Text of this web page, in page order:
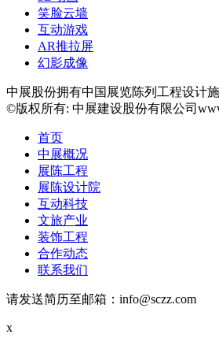
笑脸云墙
互动游戏
AR推拉屏
幻影成像
中展股份拥有中国展览陈列工程设计
©版权所有: 中展建设股份有限公司
首页
中展概况
展陈工程
展陈设计院
互动科技
文旅产业
装饰工程
合作动态
联系我们
请发送简历至邮箱：info@sczz.com
x